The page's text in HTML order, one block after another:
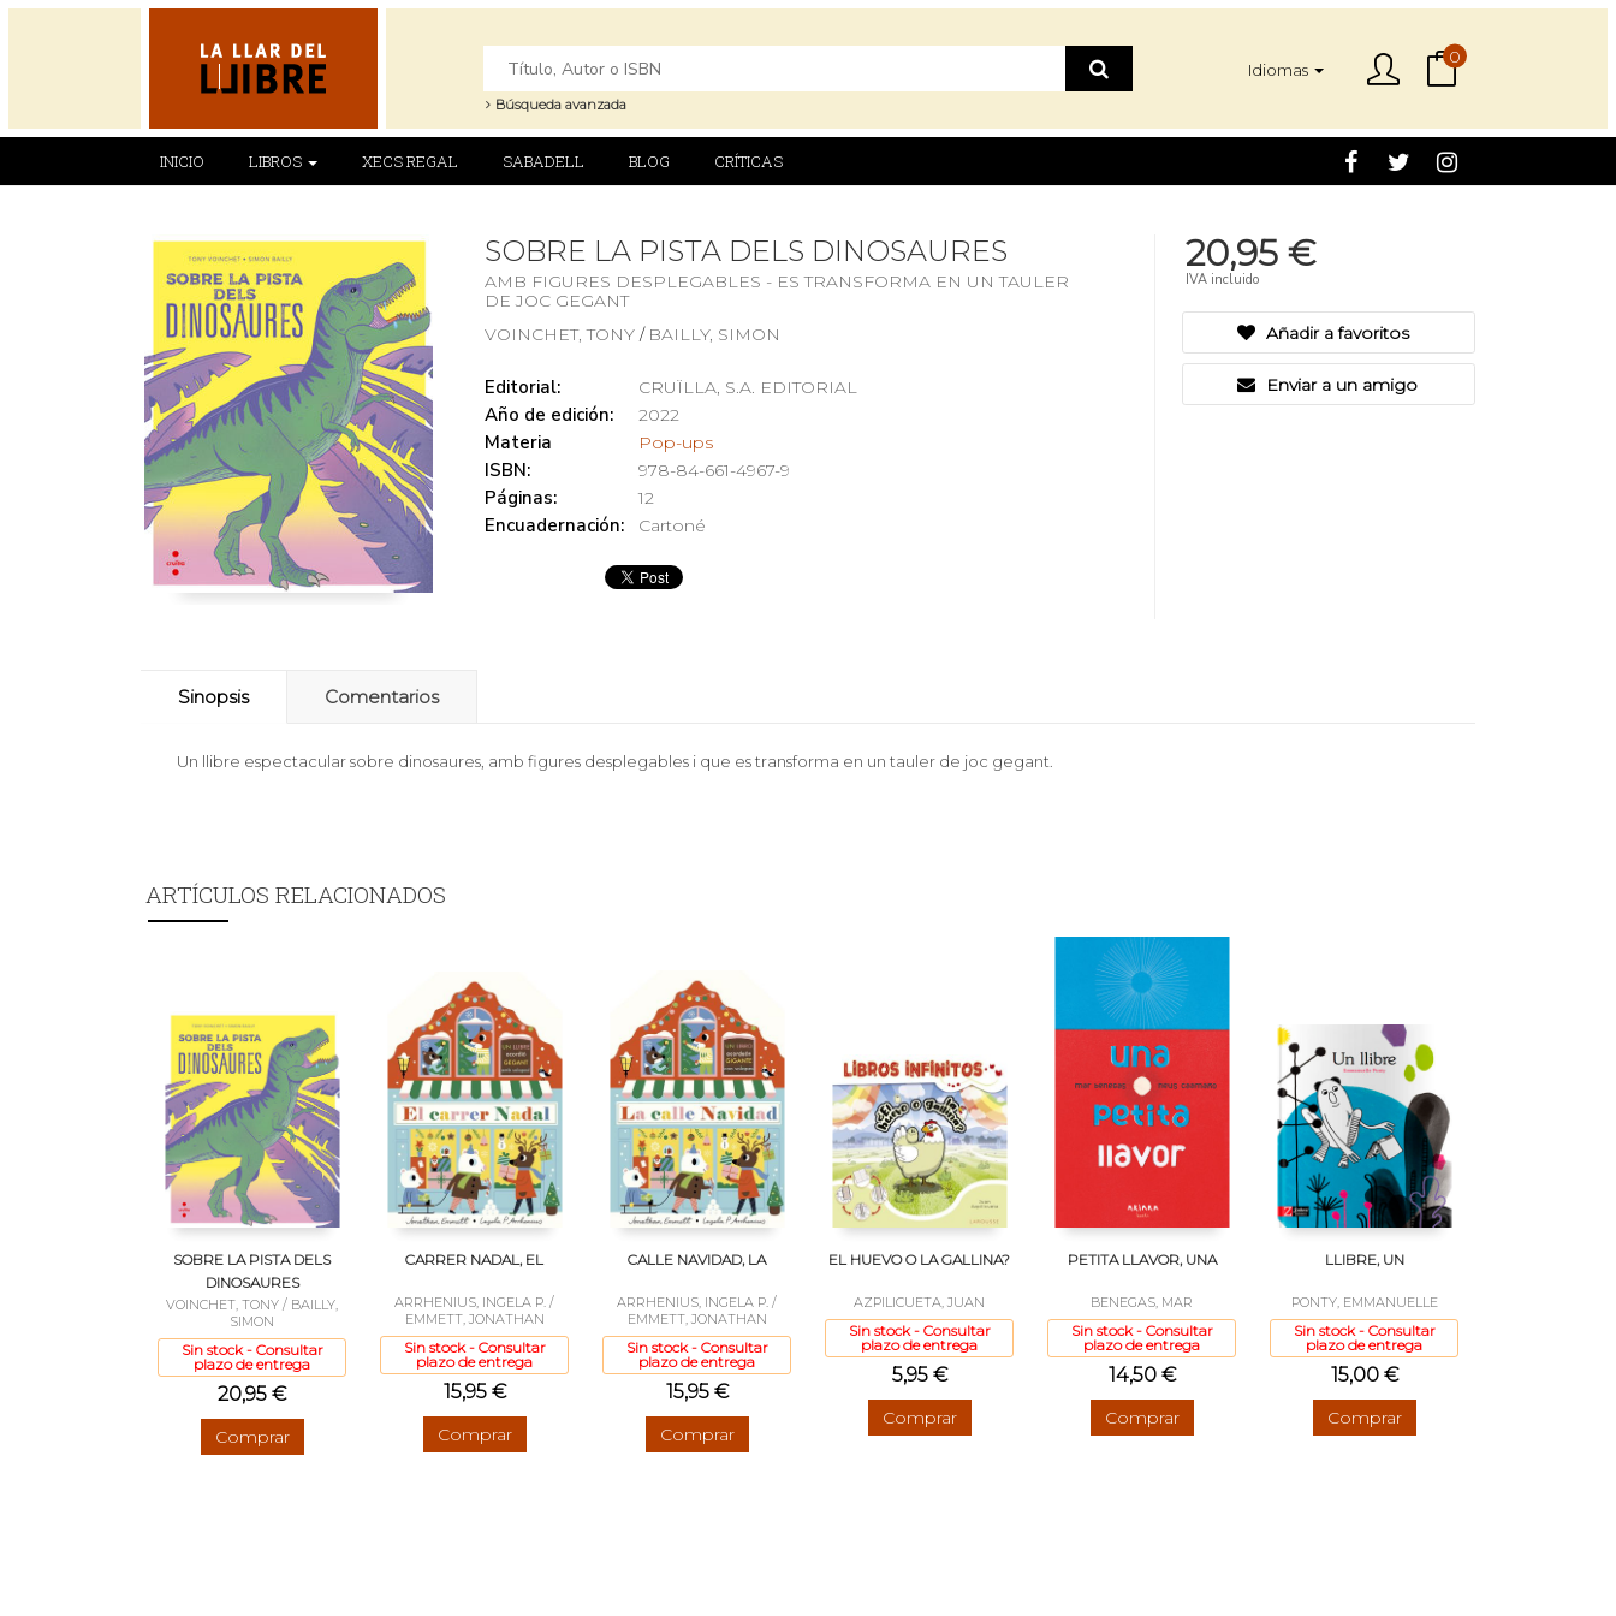
Búsqueda avanzada
Idiomas
0
INICIO LIBROS XECS REGAL SABADELL BLOG CRÍTICAS
SOBRE LA PISTA DELS DINOSAURES
AMB FIGURES DESPLEGABLES - ES TRANSFORMA EN UN TAULER
DE JOC GEGANT
VOINCHET, TONY / BAILLY, SIMON
Editorial: CRUÏLLA, S.A. EDITORIAL
Año de edición: 2022
Materia Pop-ups
ISBN: 978-84-661-4967-9
Páginas: 12
Encuadernación: Cartoné
20,95 €
IVA incluido
Añadir a favoritos
Enviar a un amigo
Sinopsis Comentarios
Un llibre espectacular sobre dinosaures, amb figures desplegables i que es transforma en un tauler de joc gegant.
ARTÍCULOS RELACIONADOS
SOBRE LA PISTA DELS
DINOSAURES
VOINCHET, TONY / BAILLY,
SIMON
Sin stock - Consultar
plazo de entrega
20,95 €
Comprar
CARRER NADAL, EL
ARRHENIUS, INGELA P. /
EMMETT, JONATHAN
Sin stock - Consultar
plazo de entrega
15,95 €
Comprar
CALLE NAVIDAD, LA
ARRHENIUS, INGELA P. /
EMMETT, JONATHAN
Sin stock - Consultar
plazo de entrega
15,95 €
Comprar
EL HUEVO O LA GALLINA?
AZPILICUETA, JUAN
Sin stock - Consultar
plazo de entrega
5,95 €
Comprar
PETITA LLAVOR, UNA
BENEGAS, MAR
Sin stock - Consultar
plazo de entrega
14,50 €
Comprar
LLIBRE, UN
PONTY, EMMANUELLE
Sin stock - Consultar
plazo de entrega
15,00 €
Comprar